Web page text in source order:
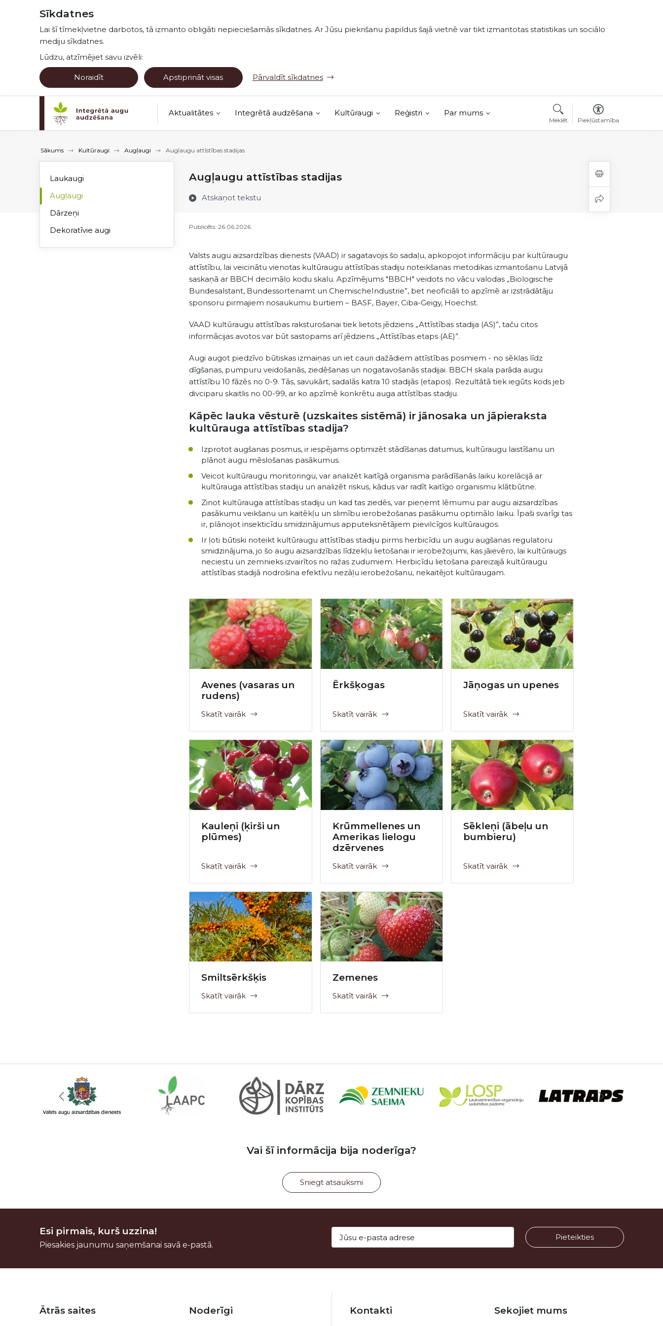
Sīkdatnes
Lai šī tīmekļvietne darbotos, tā izmanto obligāti nepieciešamās sīkdatnes. Ar Jūsu piekrišanu papildus šajā vietnē var tikt izmantotas statistikas un sociālo
mediju sīkdatnes.
Lūdzu, atzīmējiet savu izvēli:
Noraidīt Apstiprināt visas Pārvaldīt sīkdatnes
Aktualitātes Integrētā audzēšana Kultūraugi Reģistri Par mums
Kultūraugu novērojumu karte
Meklēt Piekļūstamība
Sākums Kultūraugi Augļaugi Augļaugu attīstības stadijas
Augļaugu attīstības stadijas
Atskaņot tekstu
Laukaugi
Augļaugi
Dārzeņi
Dekoratīvie augi
Publicēts: 26.06.2026.
Valsts augu aizsardzības dienests (VAAD) ir sagatavojis šo sadaļu, apkopojot informāciju par kultūraugu
attīstību, lai veicinātu vienotas kultūraugu attīstības stadiju noteikšanas metodikas izmantošanu Latvijā
saskaņā ar BBCH decimālo kodu skalu.Apzīmējums "BBCH" veidots no vācu valodas „Biologische
Bundesalstant, Bundessortenamt un ChemischeIndustrie”, bet neoficiāli to apzīmē ar izstrādātāju
sponsoru pirmajiem nosaukumu burtiem – BASF, Bayer, Ciba-Geigy, Hoechst.
VAAD kultūraugu attīstības raksturošanai tiek lietots jēdziens „Attīstības stadija (AS)”, taču citos
informācijas avotos var būt sastopams arī jēdziens „Attīstības etaps (AE)”.
Augi augot piedzīvo būtiskas izmaiņas un iet cauri dažādiem attīstības posmiem - no sēklas līdz
dīgšanas, pumpuru veidošanās, ziedēšanas un nogatavošanās stadijai. BBCH skala parāda augu
attīstību 10 fāzēs no 0-9. Tās, savukārt, sadalās katra 10 stadijās (etapos). Rezultātā tiek iegūts kods jeb
divciparu skaitlis no 00-99, ar ko apzīmē konkrētu auga attīstības stadiju.
Kāpēc lauka vēsturē (uzskaites sistēmā) ir jānosaka un jāpieraksta
kultūrauga attīstības stadija?
Izprotot augšanas posmus, ir iespējams optimizēt stādīšanas datumus, kultūraugu laistīšanu un
plānot augu mēslošanas pasākumus.
Veicot kultūraugu monitoringu, var analizēt kaitīgā organisma parādīšanās laiku korelācijā ar
kultūrauga attīstības stadiju un analizēt riskus, kādus var radīt kaitīgo organismu klātbūtne.
Zinot kultūrauga attīstības stadiju un kad tas ziedēs, var pieņemt lēmumu par augu aizsardzības
pasākumu veikšanu un kaitēkļu un slimību ierobežošanas pasākumu optimālo laiku. Īpaši svarīgi tas
ir, plānojot insekticīdu smidzinājumus apputeksnētājiem pievilcīgos kultūraugos.
Ir ļoti būtiski noteikt kultūraugu attīstības stadiju pirms herbicīdu un augu augšanas regulatoru
smidzinājuma, jo šo augu aizsardzības līdzekļu lietošanai ir ierobežojumi, kas jāievēro, lai kultūraugs
neciestu un zemnieks izvairītos no ražas zudumiem. Herbicīdu lietošana pareizajā kultūraugu
attīstības stadijā nodrošina efektīvu nezāļu ierobežošanu, nekaitējot kultūraugam.
Avenes (vasaras un
rudens)
Skatīt vairāk
Ērkšķogas
Skatīt vairāk
Jāņogas un upenes
Skatīt vairāk
Kauleņi (ķirši un
plūmes)
Skatīt vairāk
Krūmmellenes un
Amerikas lielogu
dzērvenes
Skatīt vairāk
Sēkleņi (ābeļu un
bumbieru)
Skatīt vairāk
Smiltsērkšķis
Skatīt vairāk
Zemenes
Skatīt vairāk
Vai šī informācija bija noderīga?
Sniegt atsauksmi
Esi pirmais, kurš uzzina!
Piesakies jaunumu saņemšanai savā e-pastā.
Ātrās saites Noderīgi Kontakti Sekojiet mums